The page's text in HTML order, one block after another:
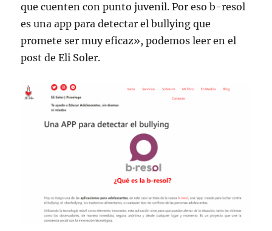
que cuenten con punto juvenil. Por eso b-resol
es una app para detectar el bullying que
promete ser muy eficaz», podemos leer en el
post de Eli Soler.